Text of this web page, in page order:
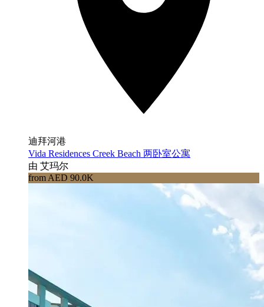
迪拜河港
Vida Residences Creek Beach 两卧室公寓
由 艾玛尔
from AED 90.0K